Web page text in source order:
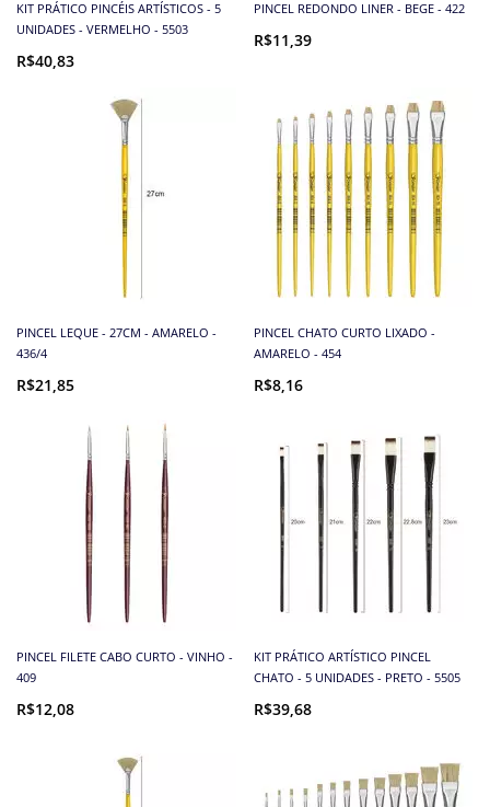
KIT PRÁTICO PINCÉIS ARTÍSTICOS - 5
UNIDADES - VERMELHO - 5503
R$40,83
PINCEL REDONDO LINER - BEGE - 422
R$11,39
PINCEL LEQUE - 27CM - AMARELO -
436/4
R$21,85
PINCEL CHATO CURTO LIXADO -
AMARELO - 454
R$8,16
PINCEL FILETE CABO CURTO - VINHO -
409
R$12,08
KIT PRÁTICO ARTÍSTICO PINCEL
CHATO - 5 UNIDADES - PRETO - 5505
R$39,68